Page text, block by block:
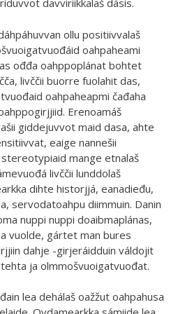
davviriikkalaš dásis.
ollu positiivvalaš
oahpaheami
ođđa oahppoplánat bohtet
livččii buorre fuolahit das,
oahpaheapmi čađaha
Erenoamáš
giddejuvvot maid dasa, ahte
eaige nannešii
mange etnalaš
livččii lunddolaš
dihte historjjá, eanadieđu,
servodatoahpu diimmuin. Danin
nuppi nuppi doaibmaplánas,
vuolde, gártet man bures
dahje -girjeráidduin váldojit
ja olmmošvuoigatvuođat.
lea dehálaš oažžut oahpahusa